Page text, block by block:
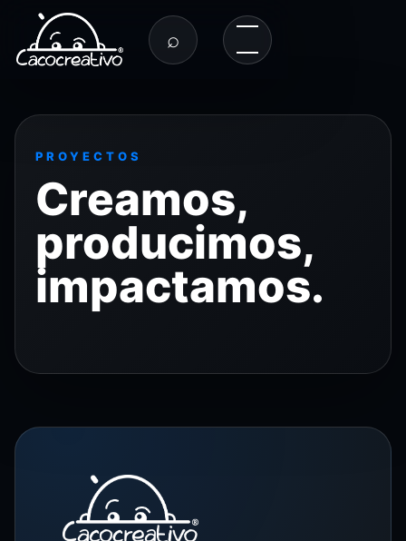
⌕
PROYECTOS
Creamos,
producimos,
impactamos.